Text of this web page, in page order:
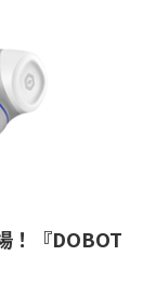
！『DOBOT